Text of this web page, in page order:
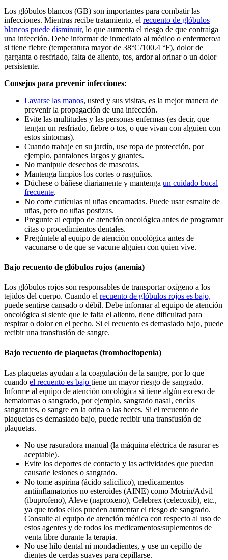
Los glóbulos blancos (GB) son importantes para combatir las
infecciones. Mientras recibe tratamiento, el recuento de glóbulos
blancos puede disminuir, lo que aumenta el riesgo de que contraiga
una infección. Debe informar de inmediato al médico o enfermero/a
si tiene fiebre (temperatura mayor de 38°C/100.4 °F), dolor de
garganta o resfriado, falta de aliento, tos, ardor al orinar o un dolor
persistente.
Consejos para prevenir infecciones:
Lavarse las manos, usted y sus visitas, es la mejor manera de
prevenir la propagación de una infección.
Evite las multitudes y las personas enfermas (es decir, que
tengan un resfriado, fiebre o tos, o que vivan con alguien con
estos síntomas).
Cuando trabaje en su jardín, use ropa de protección, por
ejemplo, pantalones largos y guantes.
No manipule desechos de mascotas.
Mantenga limpios los cortes o rasguños.
Dúchese o báñese diariamente y mantenga un cuidado bucal
frecuente.
No corte cutículas ni uñas encarnadas. Puede usar esmalte de
uñas, pero no uñas postizas.
Pregunte al equipo de atención oncológica antes de programar
citas o procedimientos dentales.
Pregúntele al equipo de atención oncológica antes de
vacunarse o de que se vacune alguien con quien vive.
Bajo recuento de glóbulos rojos (anemia)
Los glóbulos rojos son responsables de transportar oxígeno a los
tejidos del cuerpo. Cuando el recuento de glóbulos rojos es bajo,
puede sentirse cansado o débil. Debe informar al equipo de atención
oncológica si siente que le falta el aliento, tiene dificultad para
respirar o dolor en el pecho. Si el recuento es demasiado bajo, puede
recibir una transfusión de sangre.
Bajo recuento de plaquetas (trombocitopenia)
Las plaquetas ayudan a la coagulación de la sangre, por lo que
cuando el recuento es bajo tiene un mayor riesgo de sangrado.
Informe al equipo de atención oncológica si tiene algún exceso de
hematomas o sangrado, por ejemplo, sangrado nasal, encías
sangrantes, o sangre en la orina o las heces. Si el recuento de
plaquetas es demasiado bajo, puede recibir una transfusión de
plaquetas.
No use rasuradora manual (la máquina eléctrica de rasurar es
aceptable).
Evite los deportes de contacto y las actividades que puedan
causarle lesiones o sangrado.
No tome aspirina (ácido salicílico), medicamentos
antiinflamatorios no esteroides (AINE) como Motrin/Advil
(ibuprofeno), Aleve (naproxeno), Celebrex (celecoxib), etc.,
ya que todos ellos pueden aumentar el riesgo de sangrado.
Consulte al equipo de atención médica con respecto al uso de
estos agentes y de todos los medicamentos/suplementos de
venta libre durante la terapia.
No use hilo dental ni mondadientes, y use un cepillo de
dientes de cerdas suaves para cepillarse.